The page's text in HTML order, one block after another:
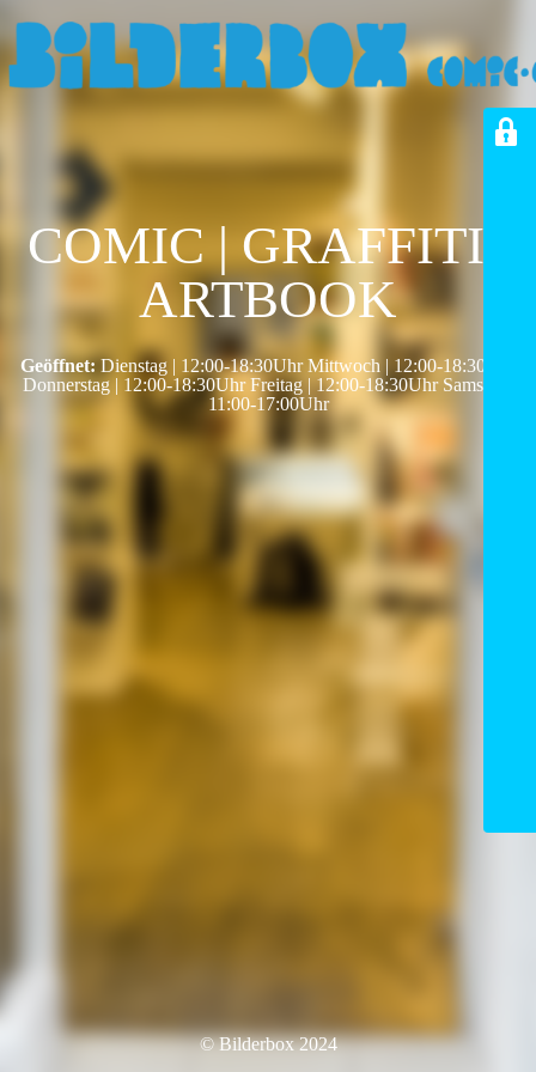
COMIC | GRAFFITI |
ARTBOOK
Geöffnet: Dienstag | 12:00-18:30Uhr Mittwoch | 12:00-18:30Uhr
Donnerstag | 12:00-18:30Uhr Freitag | 12:00-18:30Uhr Samstag |
11:00-17:00Uhr
© Bilderbox 2024